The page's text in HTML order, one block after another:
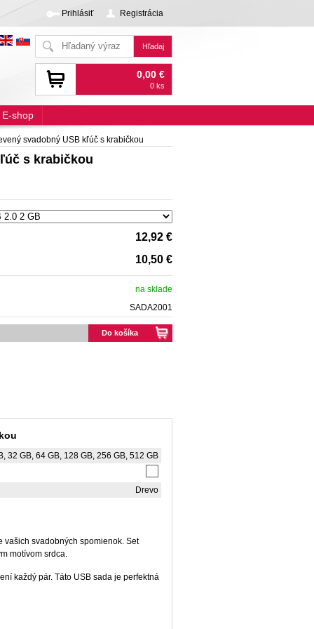
Prihlásiť Registrácia
0,00 €
0 ks
svadobný USB kľúč s krabičkou
s krabičkou
12,92 €
10,50 €
na sklade
SADA2001
Do košíka
32 GB, 64 GB, 128 GB, 256 GB, 512 GB
Drevo
svadobných spomienok. Set
motívom srdca.
každý pár. Táto USB sada je perfektná
E-shop